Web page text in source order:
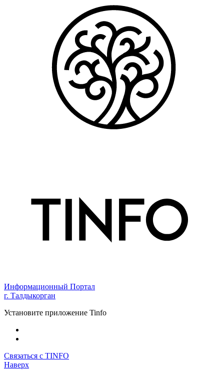
Информационный Портал
г. Талдыкорган
Установите приложение Tinfo
Связаться с TINFO
Наверх